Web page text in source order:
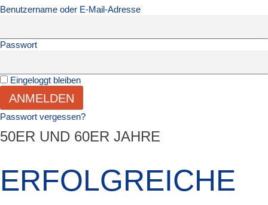
Benutzername oder E-Mail-Adresse
Passwort
Eingeloggt bleiben
ANMELDEN
Passwort vergessen?
50ER UND 60ER JAHRE
ERFOLGREICHE